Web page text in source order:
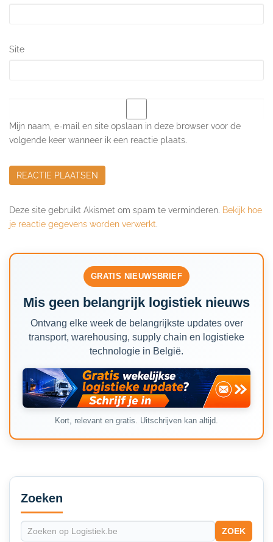
Site
Mijn naam, e-mail en site opslaan in deze browser voor de
volgende keer wanneer ik een reactie plaats.
Deze site gebruikt Akismet om spam te verminderen. Bekijk hoe
je reactie gegevens worden verwerkt.
GRATIS NIEUWSBRIEF
Mis geen belangrijk logistiek nieuws
Ontvang elke week de belangrijkste updates over
transport, warehousing, supply chain en logistieke
technologie in België.
Kort, relevant en gratis. Uitschrijven kan altijd.
Secondary
Sidebar
Zoeken
ZOEK